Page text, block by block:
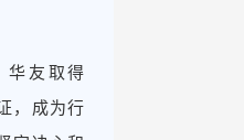
华友取得
，成为行